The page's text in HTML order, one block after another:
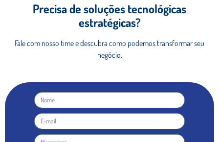
Precisa de soluções tecnológicas
estratégicas?
Fale com nosso time e descubra como podemos transformar seu
negócio.